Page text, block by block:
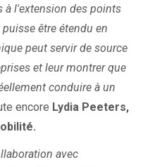
à l'extension des points
être étendu en
peut servir de source
et leur montrer que
conduire à un
encore Lydia Peeters,
avec